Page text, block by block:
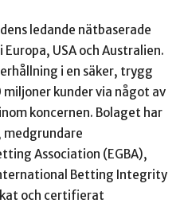
ledande nätbaserade
USA och Australien.
i en säker, trygg
kunder via något av
koncernen. Bolaget har
Association (EGBA),
Betting Integrity
och certifierat